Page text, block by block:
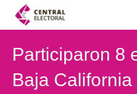
Participaron 8
Baja California